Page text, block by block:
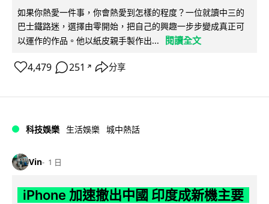
如果你熱愛一件事，你會熱愛到怎樣的程度？一位就讀中三的
巴士鐵路迷，選擇由零開始，把自己的興趣一步步變成真正可
以運作的作品。他以紙皮親手製作出...
閱讀全文
4,479 251 ↗ 分享
科技娛樂 生活娛樂 城中熱話
Vin 1 日
iPhone 加速撤出中國 印度成新機主要